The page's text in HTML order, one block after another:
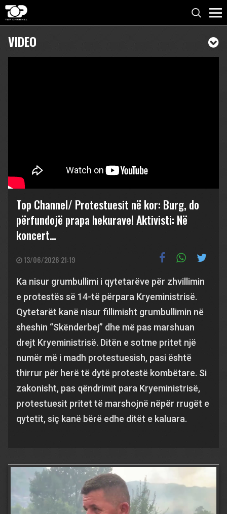
VIDEO
Top Channel/ Protestuesit në kor: Burg, do
përfundojë prapa hekurave! Aktivisti: Në
koncert…
13/06/2026 21:19
Ka nisur grumbullimi i qytetarëve për zhvillimin
e protestës së 14-të përpara Kryeministrisë.
Qytetarët kanë nisur fillimisht grumbullimin në
sheshin “Skënderbej” dhe më pas marshuan
drejt Kryeministrisë. Ditën e sotme pritet një
numër më i madh protestuesish, pasi është
thirrur për herë të dytë protestë kombëtare. Si
zakonisht, pas qëndrimit para Kryeministrisë,
protestuesit pritet të marshojnë nëpër rrugët e
qytetit, siç kanë bërë edhe ditët e kaluara.